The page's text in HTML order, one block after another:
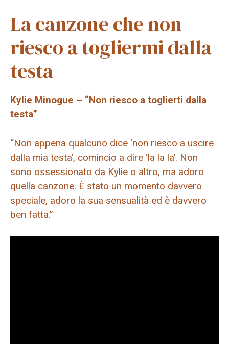
La canzone che non
riesco a togliermi dalla
testa
Kylie Minogue – “Non riesco a toglierti dalla
testa”
“Non appena qualcuno dice ‘non riesco a uscire
dalla mia testa’, comincio a dire ‘la la la’. Non
sono ossessionato da Kylie o altro, ma adoro
quella canzone. È stato un momento davvero
speciale, adoro la sua sensualità ed è davvero
ben fatta.”